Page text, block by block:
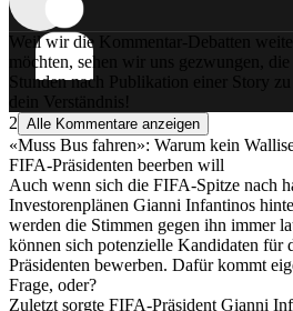
Weil wir die Kommentar-Debatten
möchten, sehen wir uns gezwungen,
Stunden nach Publikation einer Story
dein Verständnis!
2 Alle Kommentare anzeigen
«Muss Bus fahren»: Warum kein
FIFA-Präsidenten beerben will
Auch wenn sich die FIFA-Spitze nach
Investorenplänen Gianni Infantinos
werden die Stimmen gegen ihn immer
können sich potenzielle Kandidaten für
Präsidenten bewerben. Dafür kommt
Frage, oder?
Zuletzt sorgte FIFA-Präsident Gianni